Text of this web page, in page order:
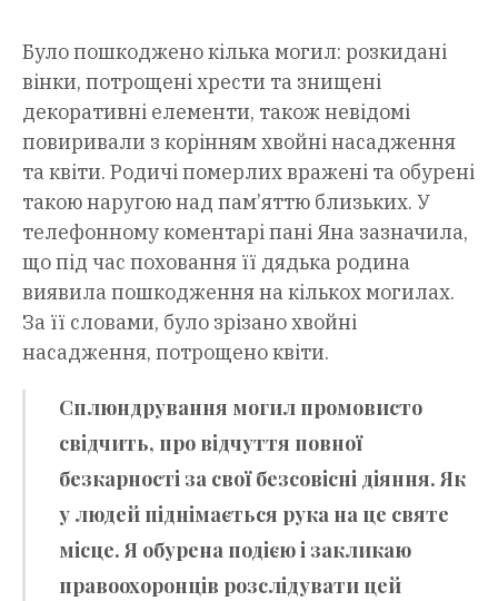
Було пошкоджено кілька могил: розкидані
вінки, потрощені хрести та знищені
декоративні елементи, також невідомі
повиривали з корінням хвойні насадження
та квіти. Родичі померлих вражені та обурені
такою наругою над пам’яттю близьких. У
телефонному коментарі пані Яна зазначила,
що під час поховання її дядька родина
виявила пошкодження на кількох могилах.
За її словами, було зрізано хвойні
насадження, потрощено квіти.
Сплюндрування могил промовисто
свідчить, про відчуття повної
безкарності за свої безсовісні діяння. Як
у людей піднімається рука на це святе
місце. Я обурена подією і закликаю
правоохоронців розслідувати цей